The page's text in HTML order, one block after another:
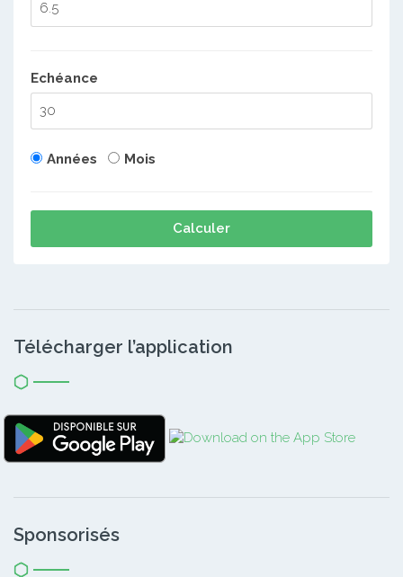
Echéance
Années Mois
Calculer
Télécharger l’application
Sponsorisés